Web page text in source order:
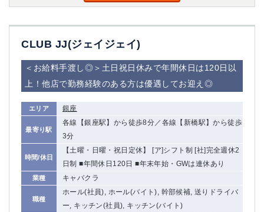
CLUB JJ(ジェイジェイ)
＜お給料手渡し◎＞土日祝日休みで年間休日は120日以
上！他店で勤務経験のある方は優遇してお迎え◎
エリア 銀座
最寄り駅
各線【銀座駅】から徒歩8分／各線【新橋駅】から徒歩
3分
時間/休日
【土曜・日曜・祝日定休】 [ア]シフト制 [社]完全週休2
日制 ■年間休日120日 ■年末年始・GWは連休あり
業種 キャバクラ
職種
ホール(社員), ホール(バイト), 幹部候補, 送りドライバ
ー, キッチン(社員), キッチン(バイト)